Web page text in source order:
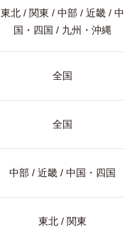
東北 / 関東 / 中部 / 近畿 / 中
国・四国 / 九州・沖縄
全国
全国
中部 / 近畿 / 中国・四国
東北 / 関東